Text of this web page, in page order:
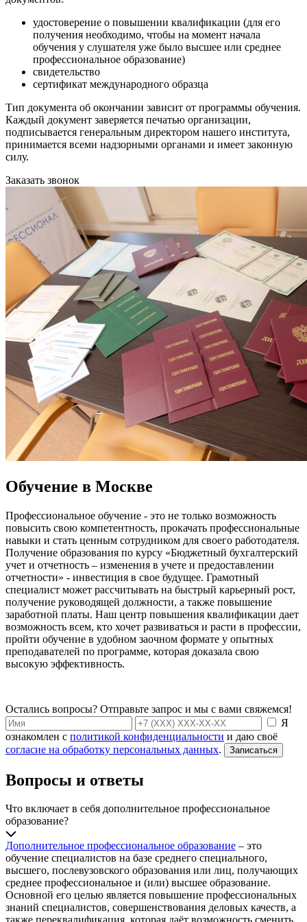
удостоверение о повышении квалификации (для его
получения необходимо, чтобы на момент начала
обучения у слушателя уже было высшее или среднее
профессиональное образование)
свидетельство
сертификат международного образца
Тип документа об окончании зависит от программы обучения.
Каждый документ заверяется печатью организации,
подписывается генеральным директором нашего института,
принимается всеми надзорными органами и имеет законную
силу.
Заказать звонок
Обучение в Москве
Профессиональное обучение - это не только возможность
повысить свою компетентность, прокачать профессиональные
навыки и стать ценным сотрудником для своего работодателя.
Получение образования по курсу «Бюджетный бухгалтерский
учет и отчетность – изменения в учете и предоставлении
отчетности» - инвестиция в свое будущее. Грамотный
специалист может рассчитывать на быстрый карьерный рост,
получение руководящей должности, а также повышение
заработной платы. Наш центр повышения квалификации дает
возможность всем, кто хочет развиваться и расти в профессии,
пройти обучение в удобном заочном формате у опытных
преподавателей по программе, которая доказала свою
высокую эффективность.
Остались вопросы? Отправьте запрос и мы с вами свяжемся!
Я
ознакомлен с политикой конфиденциальности и даю своё
согласие на обработку персональных данных. Записаться
Вопросы и ответы
Что включает в себя дополнительное профессиональное
образование?
Дополнительное профессиональное образование – это
обучение специалистов на базе среднего специального,
высшего, послевузовского образования или лиц, получающих
среднее профессиональное и (или) высшее образование.
Основной его целью является повышение профессиональных
знаний специалистов, совершенствования деловых качеств, а